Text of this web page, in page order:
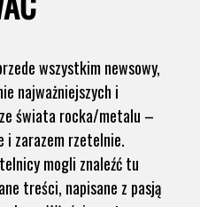
wszystkim newsowy,
najważniejszych i
świata rocka/metalu –
i zarazem rzetelnie.
mogli znaleźć tu
treści, napisane z pasją